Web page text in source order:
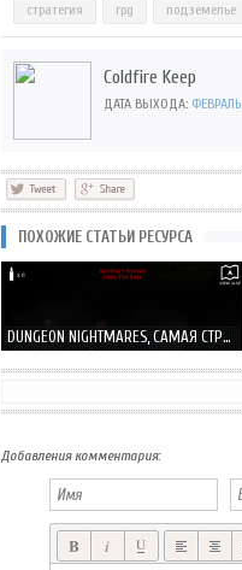
стратегия rpg подземелье
Coldfire Keep
ДАТА ВЫХОДА: ФЕВРАЛЬ
ПОХОЖИЕ СТАТЬИ РЕСУРСА
DUNGEON NIGHTMARES, САМАЯ СТРАШНАЯ АТМОСФЕРА - ПОДЗЕМЕЛЬЕ
Добавления комментария: